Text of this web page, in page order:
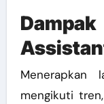
Menerapkan
mengikuti